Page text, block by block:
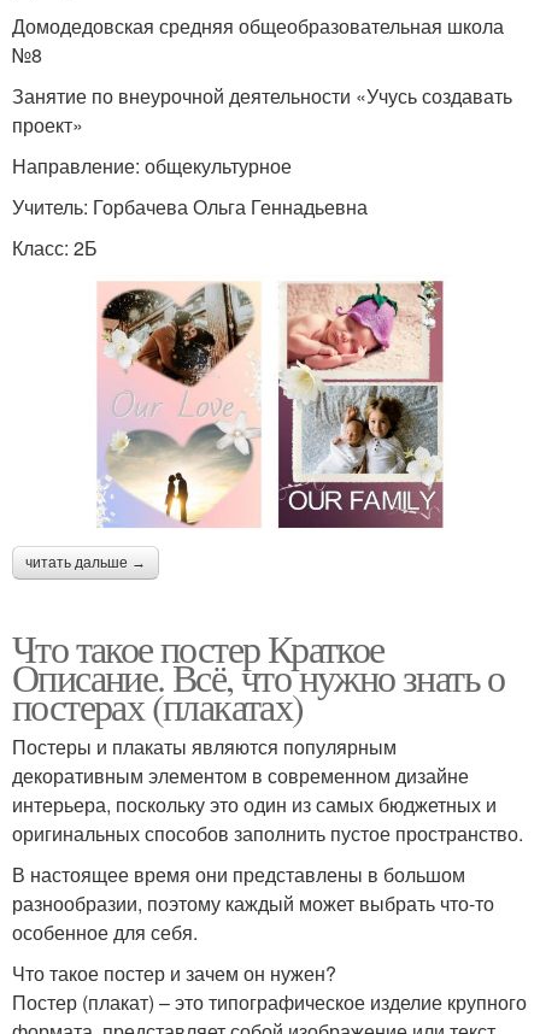
Домодедовская средняя общеобразовательная школа
№8
Занятие по внеурочной деятельности «Учусь создавать
проект»
Направление: общекультурное
Учитель: Горбачева Ольга Геннадьевна
Класс: 2Б
читать дальше →
Что такое постер Краткое
Описание. Всё, что нужно знать о
постерах (плакатах)
Постеры и плакаты являются популярным
декоративным элементом в современном дизайне
интерьера, поскольку это один из самых бюджетных и
оригинальных способов заполнить пустое пространство.
В настоящее время они представлены в большом
разнообразии, поэтому каждый может выбрать что-то
особенное для себя.
Что такое постер и зачем он нужен?
Постер (плакат) – это типографическое изделие крупного